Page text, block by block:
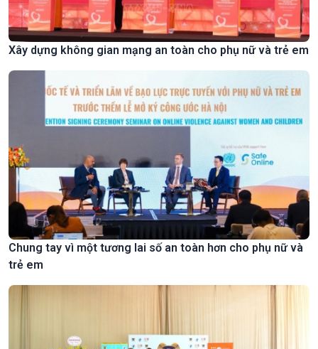
Xây dựng không gian mạng an toàn cho phụ nữ và trẻ em
Chung tay vì một tương lai số an toàn hơn cho phụ nữ và
trẻ em